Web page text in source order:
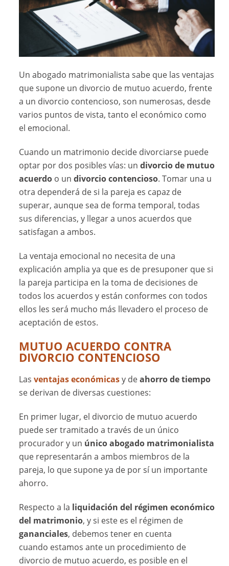
Un abogado matrimonialista sabe que las ventajas
que supone un divorcio de mutuo acuerdo, frente
a un divorcio contencioso, son numerosas, desde
varios puntos de vista, tanto el económico como
el emocional.
Cuando un matrimonio decide divorciarse puede
optar por dos posibles vías: undivorcio de mutuo
acuerdo o undivorcio contencioso. Tomar una u
otra dependerá de si la pareja es capaz de
superar, aunque sea de forma temporal, todas
sus diferencias, y llegar a unos acuerdos que
satisfagan a ambos.
La ventaja emocional no necesita de una
explicación amplia ya que es de presuponer que si
la pareja participa en la toma de decisiones de
todos los acuerdos y están conformes con todos
ellos les será mucho más llevadero el proceso de
aceptación de estos.
MUTUO ACUERDO CONTRA
DIVORCIO CONTENCIOSO
Lasventajas económicasy deahorro de tiempo
se derivan de diversas cuestiones:
En primer lugar, el divorcio de mutuo acuerdo
puede ser tramitado a través de un único
procurador y un único abogado matrimonialista
que representarán a ambos miembros de la
pareja, lo que supone ya de por sí un importante
ahorro.
Respecto a la liquidación del régimen económico
del matrimonio, y si este es el régimen de
gananciales, debemos tener en cuenta
cuando estamos ante un procedimiento de
divorcio de mutuo acuerdo, es posible en el